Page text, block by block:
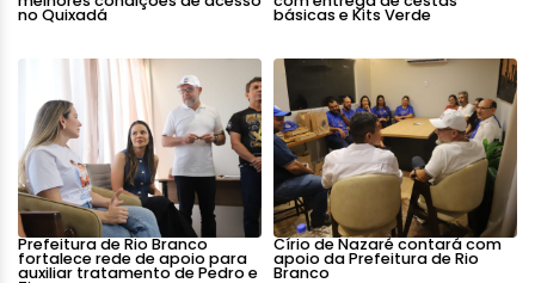
no Quixadá básicas e Kits Verde
Prefeitura de Rio Branco
fortalece rede de apoio para
auxiliar tratamento de Pedro e
Círio de Nazaré contará com
apoio da Prefeitura de Rio
Branco